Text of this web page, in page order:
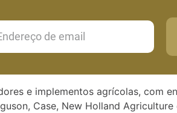
e implementos agrícolas, com
Case, New Holland